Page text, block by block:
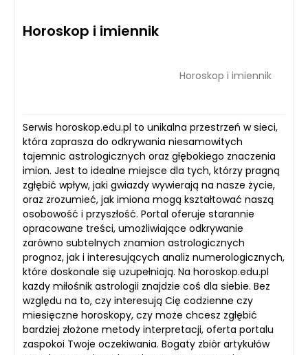
Horoskop i imiennik
Horoskop i imiennik
Serwis horoskop.edu.pl to unikalna przestrzeń w sieci,
która zaprasza do odkrywania niesamowitych
tajemnic astrologicznych oraz głębokiego znaczenia
imion. Jest to idealne miejsce dla tych, którzy pragną
zgłębić wpływ, jaki gwiazdy wywierają na nasze życie,
oraz zrozumieć, jak imiona mogą kształtować naszą
osobowość i przyszłość. Portal oferuje starannie
opracowane treści, umożliwiające odkrywanie
zarówno subtelnych znamion astrologicznych
prognoz, jak i interesujących analiz numerologicznych,
które doskonale się uzupełniają. Na horoskop.edu.pl
każdy miłośnik astrologii znajdzie coś dla siebie. Bez
względu na to, czy interesują Cię codzienne czy
miesięczne horoskopy, czy może chcesz zgłębić
bardziej złożone metody interpretacji, oferta portalu
zaspokoi Twoje oczekiwania. Bogaty zbiór artykułów